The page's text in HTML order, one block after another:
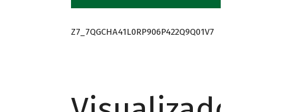
Z7_7QGCHA41L0RP906P422Q9Q01V7